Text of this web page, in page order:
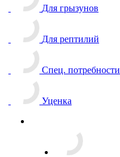
Для грызунов
Для рептилий
Спец. потребности
Уценка